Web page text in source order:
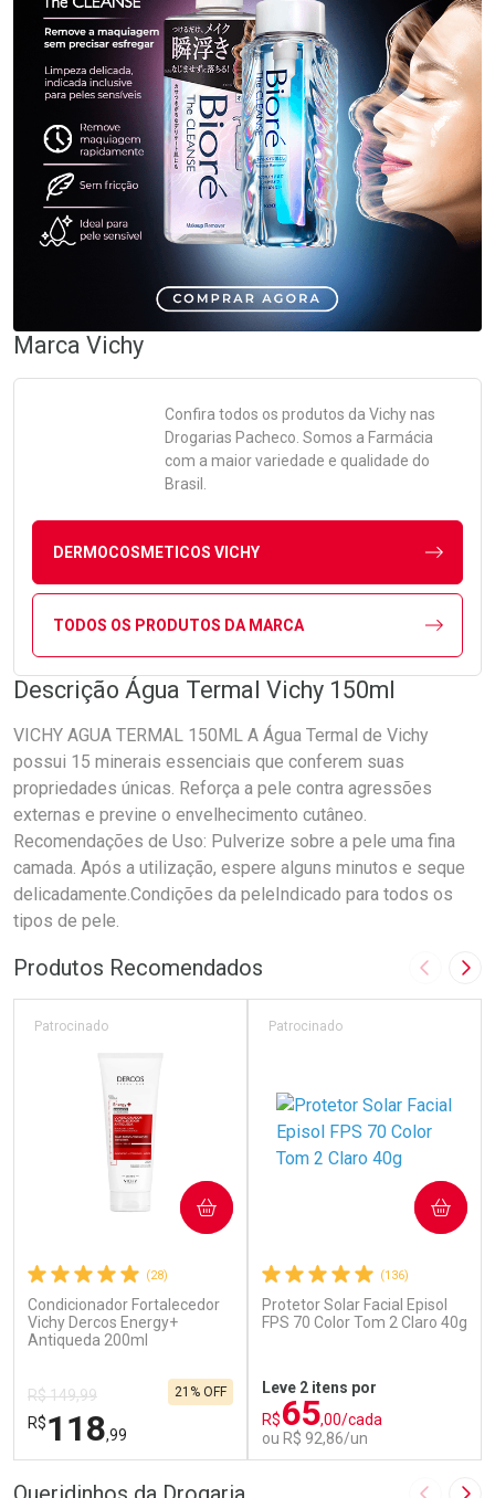
Marca Vichy
Confira todos os produtos da Vichynas
Drogarias Pacheco. Somos a Farmácia
com a maior variedade e qualidade do
Brasil.
DERMOCOSMETICOS VICHY
TODOS OS PRODUTOS DA MARCA
Descrição Água Termal Vichy 150ml
VICHY AGUA TERMAL 150ML A Água Termal de Vichy
possui 15 minerais essenciais que conferem suas
propriedades únicas. Reforça a pele contra agressões
externas e previne o envelhecimento cutâneo.
Recomendações de Uso: Pulverize sobre a pele uma fina
camada. Após a utilização, espere alguns minutos e seque
delicadamente.Condições da peleIndicado para todos os
tipos de pele.
Produtos Recomendados Imagem
(28)
Condicionador Fortalecedor
Vichy Dercos Energy+
Antiqueda 200ml
Patrocinado
R$ 149,99
R$118,99
21% OFF
COMPRAR
(136)
Protetor Solar Facial Episol
FPS 70 Color Tom 2 Claro 40g
Patrocinado
Leve 2 itens por
R$65,00/cada
ou R$ 92,86/un
COMPRAR